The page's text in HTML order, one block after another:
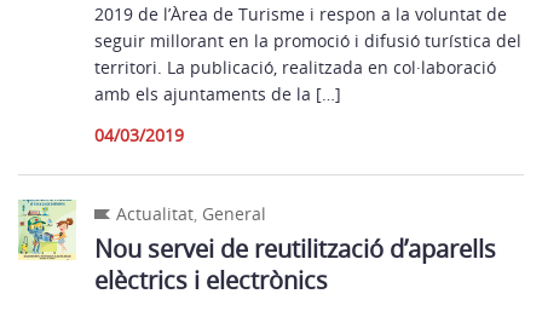
2019 de l’Àrea de Turisme i respon a la voluntat de
seguir millorant en la promoció i difusió turística del
territori. La publicació, realitzada en col·laboració
amb els ajuntaments de la […]
04/03/2019
Actualitat, General
Nou servei de reutilització d’aparells
elèctrics i electrònics